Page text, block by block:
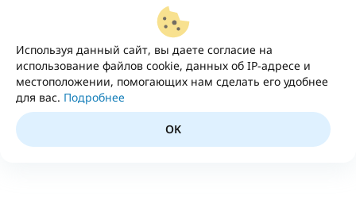
Используя данный сайт, вы даете согласие на
использование файлов cookie, данных об IP-адресе и
местоположении, помогающих нам сделать его удобнее
для вас. Подробнее
OK